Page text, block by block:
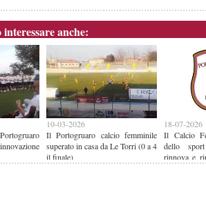
anche:
10-03-2026
Il Portogruaro calcio femminile
superato in casa da Le Torri (0 a 4
il finale)
18-07-2026
Il Calcio
dello
rinnova e